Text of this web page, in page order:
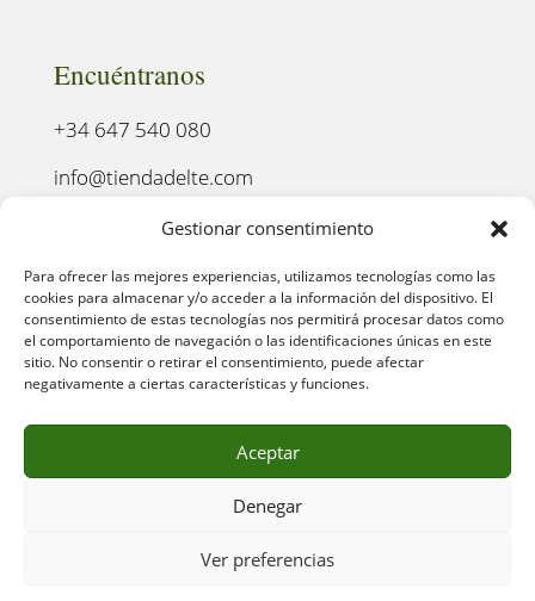
Gestionar consentimiento
Para ofrecer las mejores experiencias, utilizamos tecnologías como las
cookies para almacenar y/o acceder a la información del dispositivo. El
consentimiento de estas tecnologías nos permitirá procesar datos como
el comportamiento de navegación o las identificaciones únicas en este
sitio. No consentir o retirar el consentimiento, puede afectar
negativamente a ciertas características y funciones.
Aceptar
Denegar
Ver preferencias
Encuéntranos
+34 647 540 080
info@tiendadelte.com
Punto oficial de recogida:
C. Pozo, 13, 24003. León
POLÍTICA DE PRIVACIDAD
POLÍTICA DE COMPRA